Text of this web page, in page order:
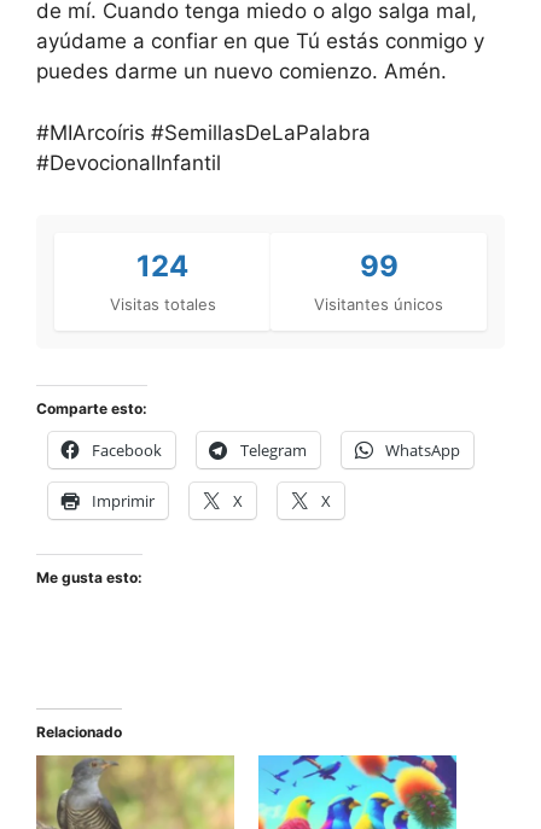
de mí. Cuando tenga miedo o algo salga mal,
ayúdame a confiar en que Tú estás conmigo y
puedes darme un nuevo comienzo. Amén.
#MIArcoíris #SemillasDeLaPalabra
#DevocionalInfantil
124
Visitas totales
99
Visitantes únicos
Comparte esto:
Facebook Telegram WhatsApp
Imprimir X X
Me gusta esto:
Relacionado